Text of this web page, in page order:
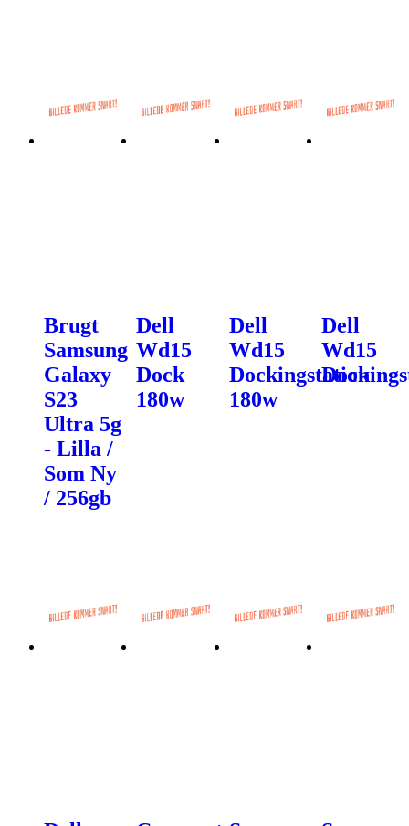
Brugt
Samsung
Galaxy
S23
Ultra 5g
- Lilla /
Som Ny
/ 256gb
Dell
Wd15
Dock
180w
Dell
Wd15
Dockingstation
180w
Dell
Wd15